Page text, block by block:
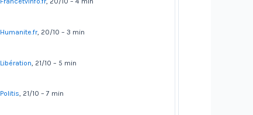
Humanite.fr, 20/10 – 3 min
Libération , 21/10 – 5 min
Politis, 21/10 – 7 min